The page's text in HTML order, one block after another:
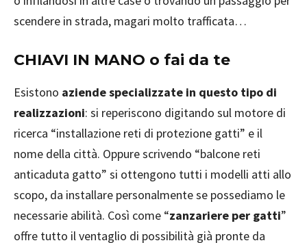
scendere in strada, magari molto trafficata…
CHIAVI IN MANO o fai da te
Esistono aziende specializzate in questo tipo di
realizzazioni: si reperiscono digitando sul motore di
ricerca “installazione reti di protezione gatti” e il
nome della città. Oppure scrivendo “balcone reti
anticaduta gatto” si ottengono tutti i modelli atti allo
scopo, da installare personalmente se possediamo le
necessarie abilità. Così come “zanzariere per gatti”
offre tutto il ventaglio di possibilità già pronte da